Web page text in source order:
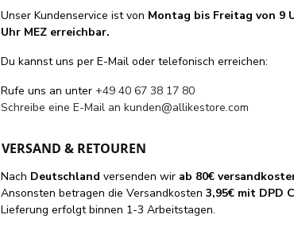
Unser Kundenservice ist von Montag bis Freitag von 9
Uhr MEZ erreichbar.
Du kannst uns per E-Mail oder telefonisch erreichen:
Rufe uns an unter+49 40 67 38 17 80
Schreibe eine E-Mail ankunden@allikestore.com
VERSAND & RETOUREN
Nach Deutschland versenden wir ab 80€
Ansonsten betragen die Versandkosten3,95€ mit DPD
Lieferung erfolgt binnen 1-3 Arbeitstagen.